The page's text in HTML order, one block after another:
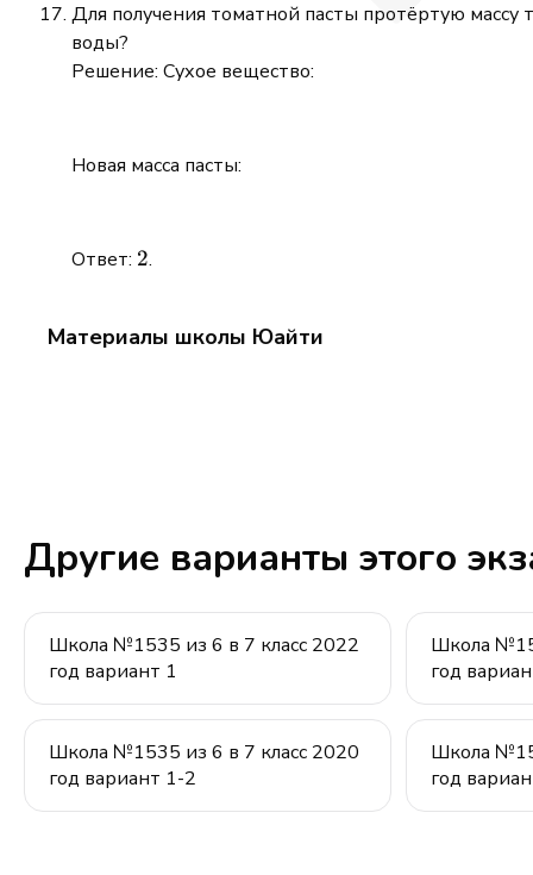
Для получения томатной пасты протёртую
воды?
Решение: Сухое вещество:
Новая масса пасты:
Ответ: 2
2.
Материалы школы Юайти
Другие варианты этого
Школа №1535 из 6 в 7 класс 2022
год вариант 1
Школа
год
Школа №1535 из 6 в 7 класс 2020
год вариант 1-2
Школа
год